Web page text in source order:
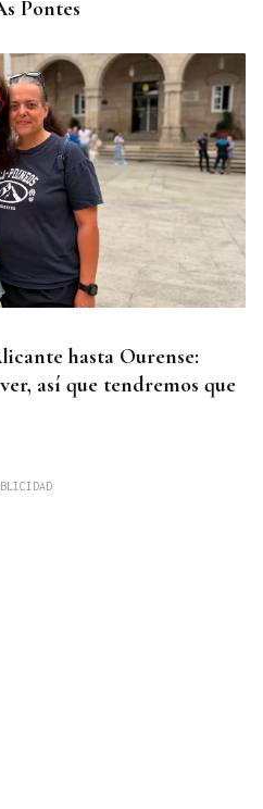
Pontes
hasta Ourense:
así que tendremos que